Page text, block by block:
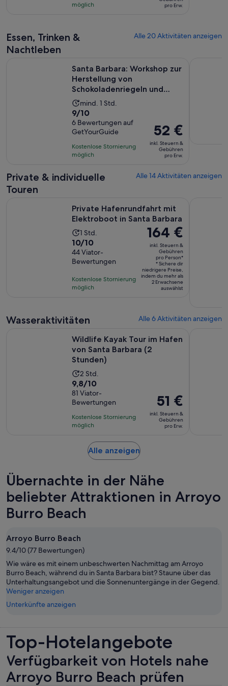
auf
möglich
33 €
Erw.
pro Erw.
Essen, Trinken &
Nachtleben
Alle 20 Aktivitäten anzeigen
Santa Barbara: Workshop zur
Herstellung von
Schokoladenriegeln und
Kunstsch...
Die
Aktivität
dauert
1 Stunde
mind. 1 Std.
9.0
von
10,
basierend
auf
Bewertungen.
9/10
6 Bewertungen auf
GetYourGuide
Kostenlose Stornierung
möglich
Der
Preis
beträgt
52 €
Erw.
52 €
inkl. Steuern &
Gebühren
pro Erw.
Private & individuelle
Touren
Alle 14 Aktivitäten anzeigen
Private Hafenrundfahrt mit
Elektroboot in Santa Barbara
Die
Aktivität
dauert
1 Stunde
1 Std.
10.0
von
10,
basierend
auf
10/10
44 Viator-
Bewertungen
Kostenlose Stornierung
möglich
Der
Preis
beträgt
164 €
pro
Person*
164 €
inkl. Steuern &
Gebühren
pro Person*
* Sichere dir
niedrigere Preise,
indem du mehr als
2 Erwachsene
auswählst
Wasseraktivitäten Alle 6 Aktivitäten anzeigen
Wildlife Kayak Tour im Hafen
von Santa Barbara (2
Stunden)
Die
Aktivität
dauert
2
Stunden
2 Std.
9.8
von
10,
basierend
auf
Bewertungen.
9,8/10
81 Viator-
Bewertungen
Kostenlose Stornierung
möglich
Der
Preis
beträgt
51 €
51 €
inkl. Steuern &
Gebühren
pro Erw.
Alle anzeigenWird
neuen
geöffnet
Übernachte in der Nähe
beliebter Attraktionen in Arroyo
Burro Beach
Arroyo Burro Beach
9.4/10 (77 Bewertungen)
Wie wäre es mit einem unbeschwerten Nachmittag am Arroyo
Burro Beach, während du in Santa Barbara bist? Staune über das
Unterhaltungsangebot und die Sonnenuntergänge in der Gegend.
Weniger anzeigen
Unterkünfte anzeigen
Top-Hotelangebote
Verfügbarkeit von Hotels nahe
Arroyo Burro Beach prüfen